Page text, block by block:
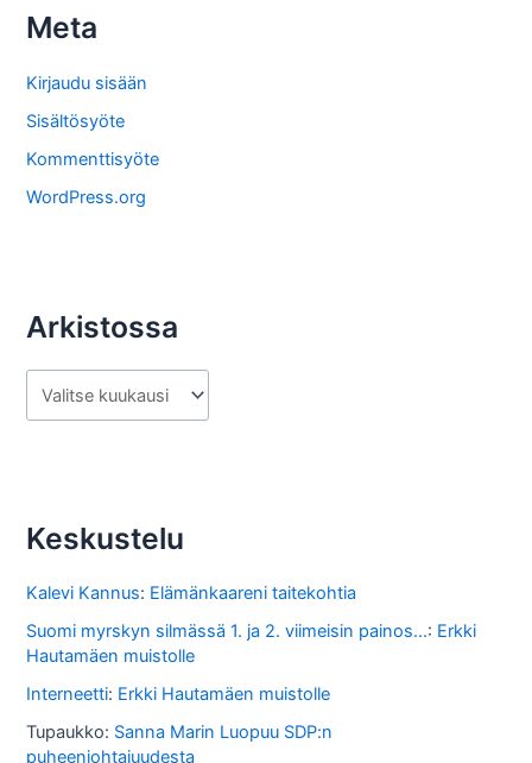
s
o
s
t
a
Meta
Kirjaudu sisään
Sisältösyöte
Kommenttisyöte
WordPress.org
Arkistossa
r
s
o
s
s
a
Keskustelu
Kalevi Kannus: Elämänkaareni taitekohtia
Suomi myrskyn silmässä 1. ja 2. viimeisin painos...: Erkki
Hautamäen muistolle
Interneetti: Erkki Hautamäen muistolle
Tupaukko: Sanna Marin Luopuu SDP:n
puheenjohtajuudesta